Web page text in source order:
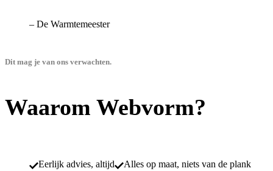
– De Warmtemeester
Waarom Webvorm?
Dit mag je van ons verwachten.
Eerlijk advies, altijd Alles op maat, niets van de plank